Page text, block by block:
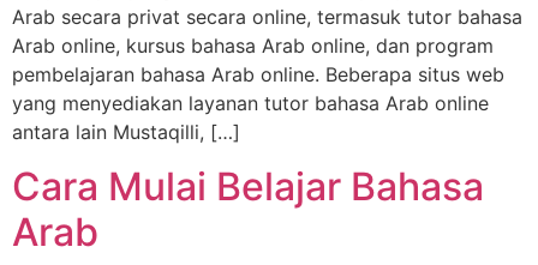
Arab secara privat secara online, termasuk tutor bahasa
Arab online, kursus bahasa Arab online, dan program
pembelajaran bahasa Arab online. Beberapa situs web
yang menyediakan layanan tutor bahasa Arab online
antara lain Mustaqilli, […]
Cara Mulai Belajar Bahasa
Arab